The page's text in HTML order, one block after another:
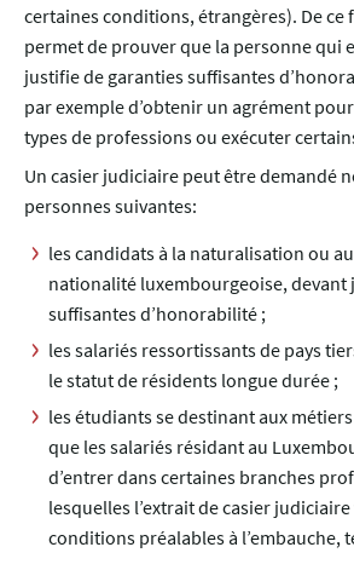
certaines conditions, étrangères). De ce
permet de prouver que la personne qui
justifie de garanties suffisantes
par exemple d’obtenir un agrément
types de professions ou exécuter
Un casier judiciaire peut être demandé
personnes suivantes:
les candidats à la naturalisation ou
nationalité luxembourgeoise,
suffisantes d’honorabilité ;
les salariés ressortissants de pays
le statut de résidents longue durée ;
les étudiants se destinant aux
que les salariés résidant au
d’entrer dans certaines branches
lesquelles l’extrait de casier judiciaire
conditions préalables à l’embauche,